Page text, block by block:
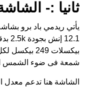
ثانيا :-
شمعة فى ضوء الشمس